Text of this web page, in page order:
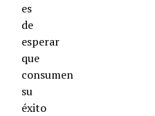
es
de
esperar
que
consumen
su
éxito